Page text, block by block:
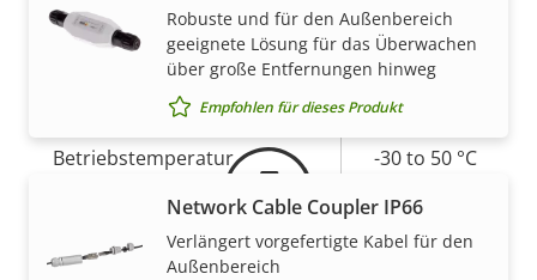
OptimizedIR –
Lokaler Speicher
(Speicherkarteneinschub)
Betriebstemperatur -30 to 50 °C
Für den Außenbereich
geeignet
Robuste und für den Außenbereich
geeignete Lösung für das Überwachen
über große Entfernungen hinweg
Empfohlen für dieses Produkt
Network Cable Coupler IP66
Verlängert vorgefertigte Kabel für den
Außenbereich
Gewährleistung